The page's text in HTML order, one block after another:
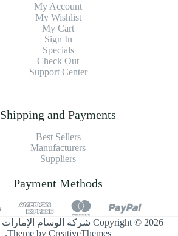
My Account
My Wishlist
My Cart
Sign In
Specials
Check Out
Support Center
Shipping and Payments
Best Sellers
Manufacturers
Suppliers
Payment Methods
Theme byCreativeThemes
.